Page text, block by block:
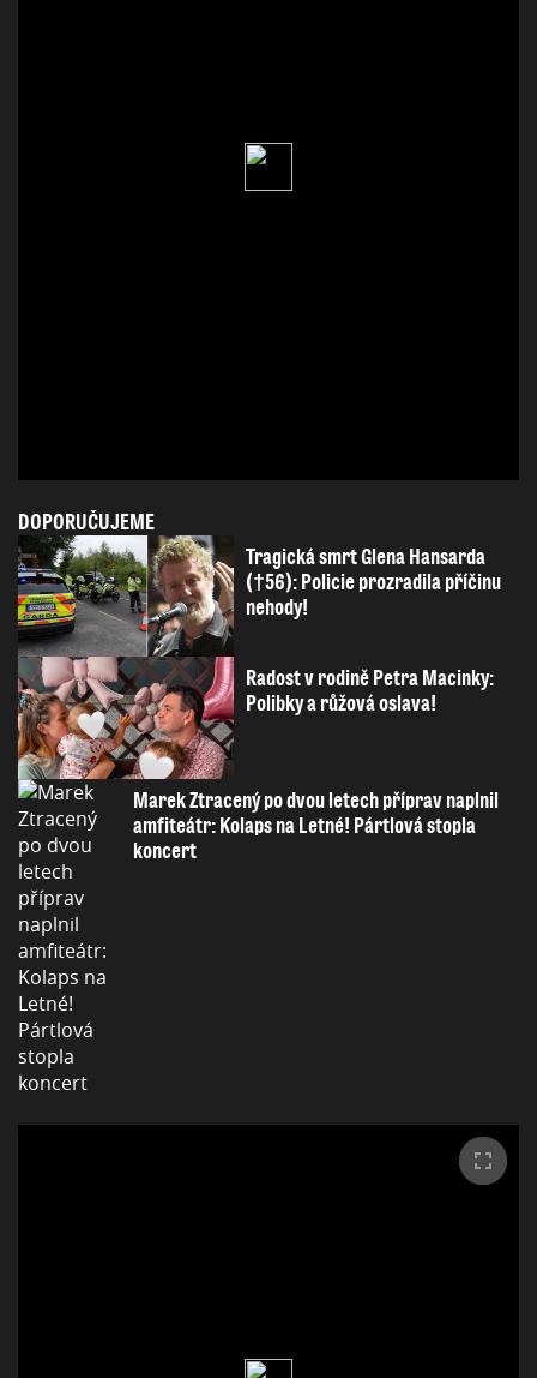
DOPORUČUJEME
Tragická smrt Glena Hansarda
(†56): Policie prozradila příčinu
nehody!
Radost v rodině Petra Macinky:
Polibky a růžová oslava!
Marek Ztracený po dvou letech příprav naplnil
amfiteátr: Kolaps na Letné! Pártlová stopla
koncert